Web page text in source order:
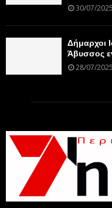
30/07/2025
Δήμαρχοι
Άβυσσος
28/07/2025